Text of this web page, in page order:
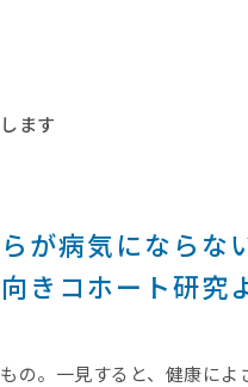
ます
が病気にならな
きコホート研究
の。一見すると、健康に